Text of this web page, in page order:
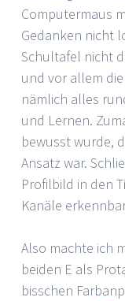
Computermaus
Gedanken nicht
Schultafel nicht
und vor allem
nämlich alles
und Lernen.
bewusst wurde,
Ansatz war.
Profilbild in den
Kanäle
Also machte ich
beiden E als
bisschen